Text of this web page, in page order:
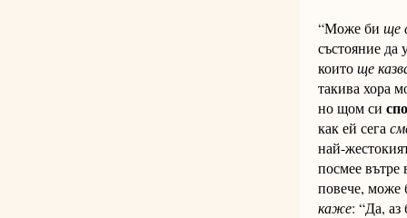
“Може би ще
състояние
коитоще
такива хора
но щом си
как ей сега
най-
посмее вътре
повече,
каже: “Да, аз